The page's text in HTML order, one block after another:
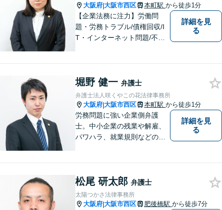
大阪府|大阪市西区 本町駅 から徒歩1分
【企業法務に注力】労働問
題・労務トラブル/債権回収/I
T・インターネット問題/不動
おります。【地下鉄御堂筋線
「本町駅」22番出口1分】
【近隣駐車場多数】
詳細を見
る
堀野 健一 弁護士
弁護士法人咲くやこの花法律事務所
大阪府|大阪市西区 本町駅 から徒歩1分
労務問題に強い企業側弁護
士。中小企業の残業や解雇、
パワハラ、就業規則などの問
詳細を見
る
松尾 研太郎 弁護士
太陽つかさ法律事務所
大阪府|大阪市西区 肥後橋駅 から徒歩7分